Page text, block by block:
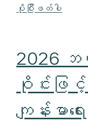
ပိုပြီးဖတ်ပါ
2026
ဝိုင်းဖြ
ကျန်းမ